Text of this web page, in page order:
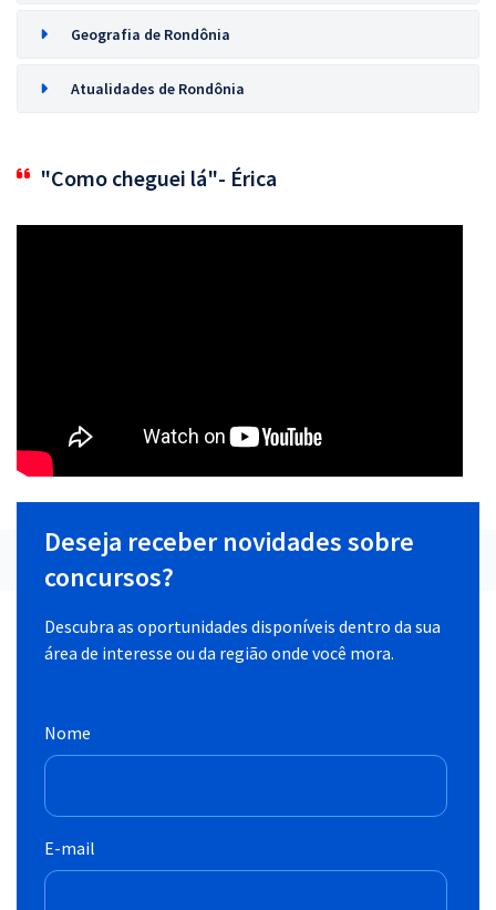
Geografia de Rondônia
Atualidades de Rondônia
"Como cheguei lá"- Érica
Deseja receber novidades sobre
concursos?
Descubra as oportunidades disponíveis dentro da sua
área de interesse ou da região onde você mora.
Nome
E-mail